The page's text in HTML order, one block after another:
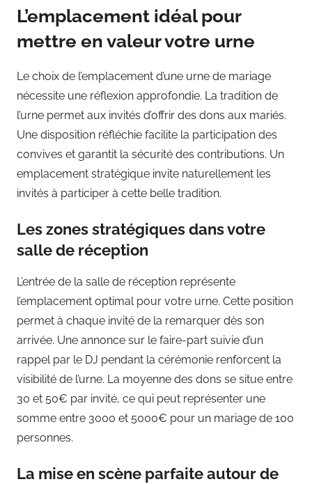
L’emplacement idéal pour
mettre en valeur votre urne
Le choix de l’emplacement d’une urne de mariage
nécessite une réflexion approfondie. La tradition de
l’urne permet aux invités d’offrir des dons aux mariés.
Une disposition réfléchie facilite la participation des
convives et garantit la sécurité des contributions. Un
emplacement stratégique invite naturellement les
invités à participer à cette belle tradition.
Les zones stratégiques dans votre
salle de réception
L’entrée de la salle de réception représente
l’emplacement optimal pour votre urne. Cette position
permet à chaque invité de la remarquer dès son
arrivée. Une annonce sur le faire-part suivie d’un
rappel par le DJ pendant la cérémonie renforcent la
visibilité de l’urne. La moyenne des dons se situe entre
30 et 50€ par invité, ce qui peut représenter une
somme entre 3000 et 5000€ pour un mariage de 100
personnes.
La mise en scène parfaite autour de